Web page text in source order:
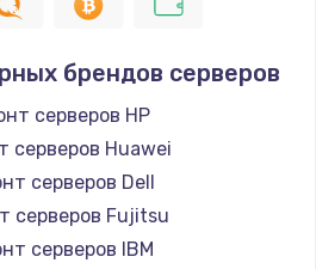
1260 руб.
Заказать
контроллера
3900 руб.
Заказать
HDMI
брендов серверов
серверов HP
серверов Huawei
серверов Dell
серверов Fujitsu
серверов IBM